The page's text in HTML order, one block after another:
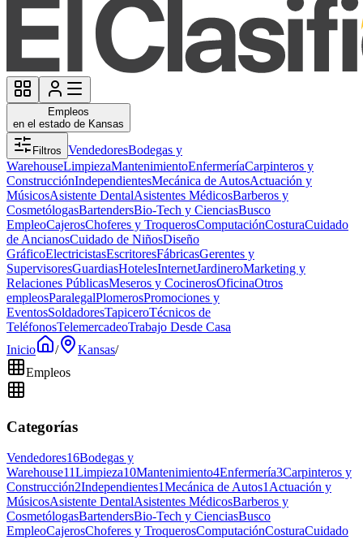
Empleos
en el estado de Kansas
Filtros VendedoresBodegas y
WarehouseLimpiezaMantenimientoEnfermeríaCarpinteros y
ConstrucciónIndependientesMecánica de AutosActuación y
MúsicosAsistente DentalAsistentes MédicosBarberos y
CosmetólogasBartendersBio-Tech y CienciasBusco
EmpleoCajerosChoferes y TroquerosComputaciónCosturaCuidado
de AncianosCuidado de NiñosDiseño
GráficoElectricistasEscritoresFábricasGerentes y
SupervisoresGuardiasHotelesInternetJardineroMarketing y
Relaciones PúblicasMeseros y CocinerosOficinaOtros
empleosParalegalPlomerosPromociones y
EventosSoldadoresTapiceroTécnicos de
TeléfonosTelemercadeoTrabajo Desde Casa
Inicio
/ Kansas/
Empleos
Categorías
Vendedores16Bodegas y
Warehouse11Limpieza10Mantenimiento4Enfermería3Carpinteros y
Construcción2Independientes1Mecánica de Autos1Actuación y
MúsicosAsistente DentalAsistentes MédicosBarberos y
CosmetólogasBartendersBio-Tech y CienciasBusco
EmpleoCajerosChoferes y TroquerosComputaciónCosturaCuidado